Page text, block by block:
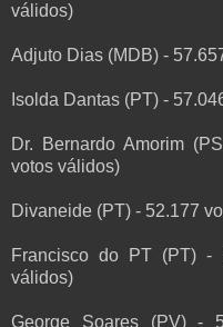
válidos)
Adjuto Dias (MDB) -
Isolda Dantas (PT) -
Dr. Bernardo Amorim
votos válidos)
Divaneide (PT) - 52.177
Francisco do PT (PT) -
válidos)
George Soares (PV) -